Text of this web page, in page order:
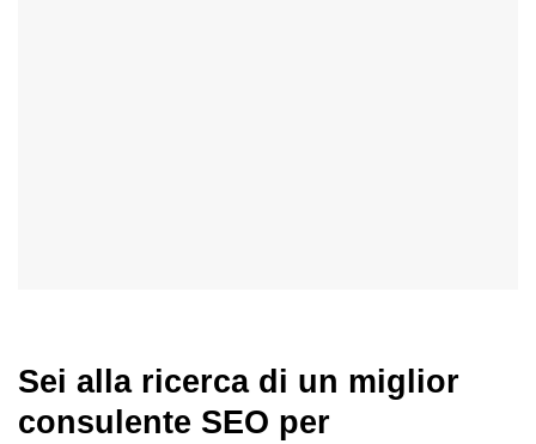
Sei alla ricerca di un miglior
consulente SEO per